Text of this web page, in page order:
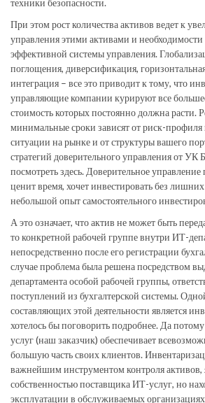
техники безопасности.
При этом рост количества активов ведет к
управления этими активами и
эффективной системы управления.
поглощения, диверсификация,
интеграция – все это приводит к тому, что
управляющие компании курируют все
стоимость которых постоянно должна расти.
минимальные сроки зависят от риск-профиля
ситуации на рынке и от структуры вашего
стратегий доверительного управления от
посмотреть здесь. Доверительное управление
ценит время, хочет инвестировать без
небольшой опыт самостоятельного
А это означает, что актив не может быть
то конкретной рабочей группе внутри ИТ-
непосредственно после его регистрации
случае проблема была решена посредством
департамента особой рабочей группы,
поступлений из бухгалтерской системы.
составляющих этой деятельности является
хотелось бы поговорить подробнее. Да
услуг (наш заказчик) обеспечивает
большую часть своих клиентов.
важнейшим инструментом контроля
собственностью поставщика ИТ-услуг, но
эксплуатации в обслуживаемых